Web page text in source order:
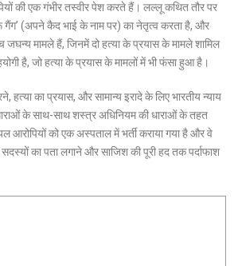
की एक गंभीर तस्वीर पेश करते हैं। लल्लू कथित तौर पर
(अपने कैद भाई के नाम पर) का नेतृत्व करता है, और
मामले हैं, जिनमें दो हत्या के प्रयास के मामले शामिल
है, जो हत्या के प्रयास के मामलों में भी फंसा हुआ है।
का प्रयास, और सामान्य इरादे के लिए भारतीय न्याय
के साथ-साथ शस्त्र अधिनियम की धाराओं के तहत
आरोपियों को एक अस्पताल में भर्ती कराया गया है और वे
का पता लगाने और साजिश की पूरी हद तक पर्दाफाश